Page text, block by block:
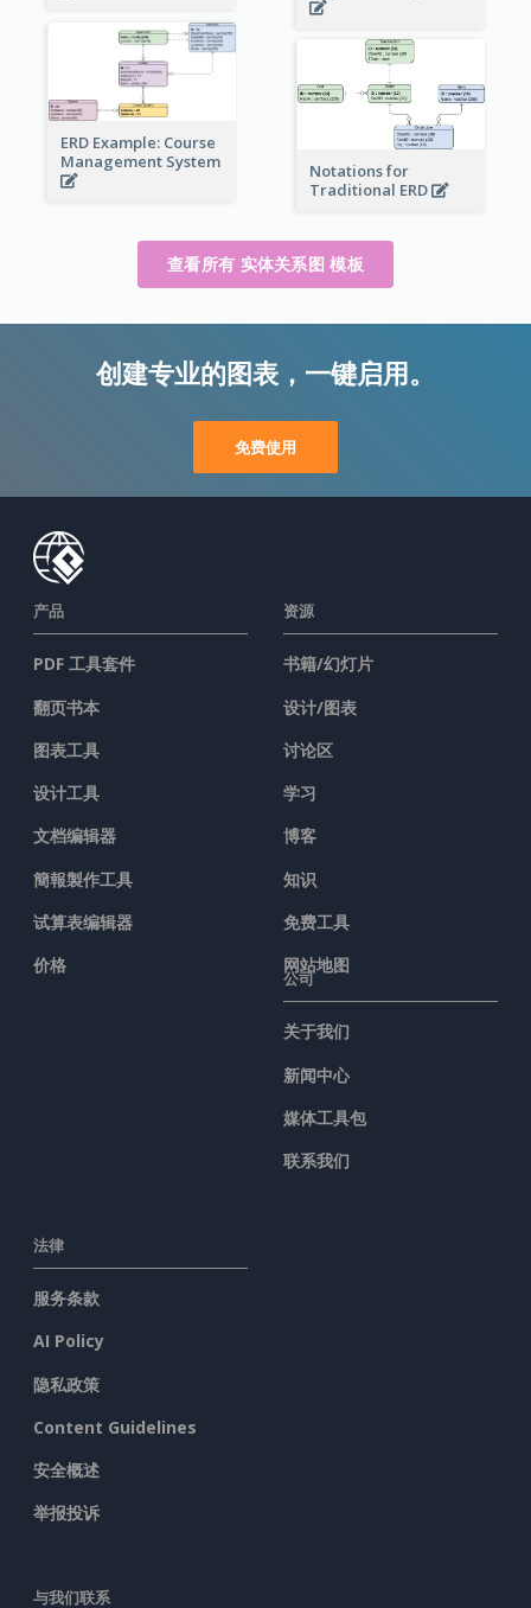
ERD Example: Course
Management System
Notations for
Traditional ERD
查看所有 实体关系图 模板
创建专业的图表，一键启用。
免费使用
产品
PDF 工具套件
翻页书本
图表工具
设计工具
文档编辑器
簡報製作工具
试算表编辑器
价格
资源
书籍/幻灯片
设计/图表
讨论区
学习
博客
知识
免费工具
网站地图
公司
关于我们
新闻中心
媒体工具包
联系我们
法律
服务条款
AI Policy
隐私政策
Content Guidelines
安全概述
举报投诉
与我们联系